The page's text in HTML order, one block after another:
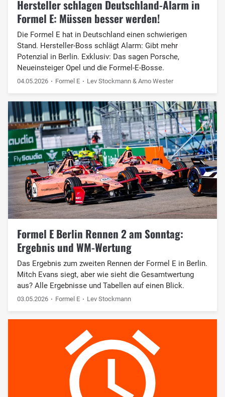
Hersteller schlagen Deutschland-Alarm in
Formel E: Müssen besser werden!
Die Formel E hat in Deutschland einen schwierigen
Stand. Hersteller-Boss schlägt Alarm: Gibt mehr
Potenzial in Berlin. Exklusiv: Das sagen Porsche,
Neueinsteiger Opel und die Formel-E-Bosse.
04.05.2026 Formel E Lev Stockmann & Arno Wester
Formel E Berlin Rennen 2 am Sonntag:
Ergebnis und WM-Wertung
Das Ergebnis zum zweiten Rennen der Formel E in Berlin.
Mitch Evans siegt, aber wie sieht die Gesamtwertung
aus? Alle Ergebnisse und Tabellen auf einen Blick.
03.05.2026 Formel E Lev Stockmann